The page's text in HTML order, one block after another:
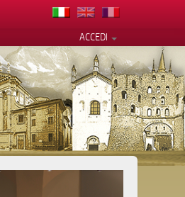
ACCEDI